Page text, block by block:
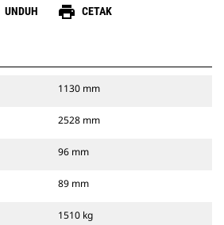
UNDUH print CETAK
1130 mm
2528 mm
96 mm
89 mm
1510 kg